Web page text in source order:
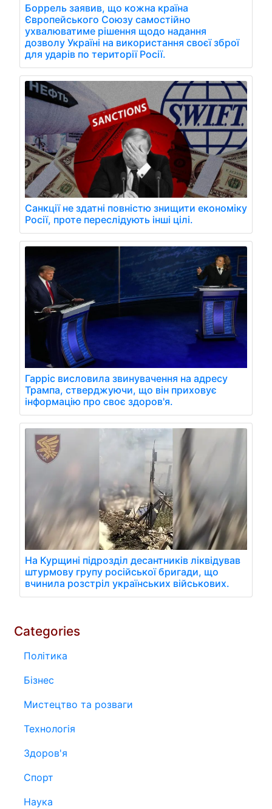
Боррель заявив, що кожна країна
Європейського Союзу самостійно
ухвалюватиме рішення щодо надання
дозволу Україні на використання своєї зброї
для ударів по території Росії.
Санкції не здатні повністю знищити економіку
Росії, проте переслідують інші цілі.
Гарріс висловила звинувачення на адресу
Трампа, стверджуючи, що він приховує
інформацію про своє здоров'я.
На Курщині підрозділ десантників ліквідував
штурмову групу російської бригади, що
вчинила розстріл українських військових.
Categories
Політика
Бізнес
Мистецтво та розваги
Технологія
Здоров'я
Спорт
Наука